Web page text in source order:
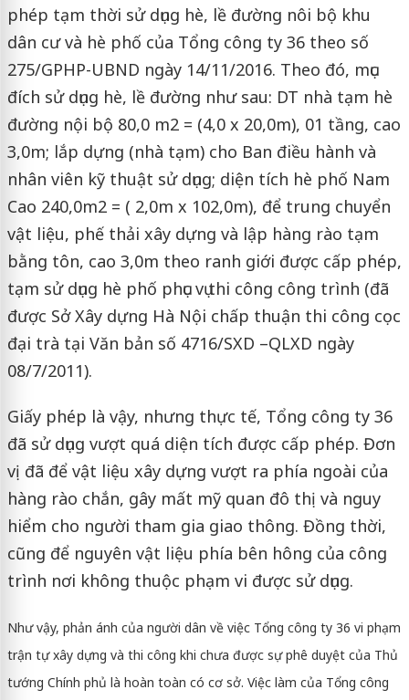
phép tạm thời sử dụng hè, lề đường nôi bộ khu
dân cư và hè phố của Tổng công ty 36 theo số
275/GPHP-UBND ngày 14/11/2016. Theo đó, mục
đích sử dụng hè, lề đường như sau: DT nhà tạm hè
đường nội bộ 80,0 m2 = (4,0 x 20,0m), 01 tầng, cao
3,0m; lắp dựng (nhà tạm) cho Ban điều hành và
nhân viên kỹ thuật sử dụng; diện tích hè phố Nam
Cao 240,0m2 = ( 2,0m x 102,0m), để trung chuyển
vật liệu, phế thải xây dựng và lập hàng rào tạm
bằng tôn, cao 3,0m theo ranh giới được cấp phép,
tạm sử dụng hè phố phục vụ thi công công trình (đã
được Sở Xây dựng Hà Nội chấp thuận thi công cọc
đại trà tại Văn bản số 4716/SXD –QLXD ngày
08/7/2011).
Giấy phép là vậy, nhưng thực tế, Tổng công ty 36
đã sử dụng vượt quá diện tích được cấp phép. Đơn
vị đã để vật liệu xây dựng vượt ra phía ngoài của
hàng rào chắn, gây mất mỹ quan đô thị và nguy
hiểm cho người tham gia giao thông. Đồng thời,
cũng để nguyên vật liệu phía bên hông của công
trình nơi không thuộc phạm vi được sử dụng.
Như vậy, phản ánh của người dân về việc Tổng công ty 36 vi phạm
trận tự xây dựng và thi công khi chưa được sự phê duyệt của Thủ
tướng Chính phủ là hoàn toàn có cơ sở. Việc làm của Tổng công